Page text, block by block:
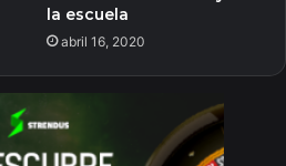
la escuela
abril 16, 2020